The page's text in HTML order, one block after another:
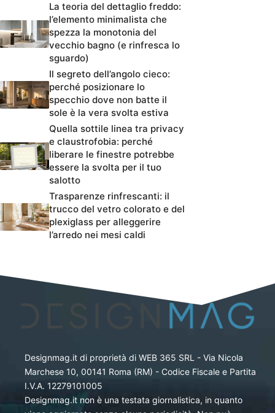
La teoria del dettaglio freddo:
l’elemento minimalista che
spezza la monotonia del
vecchio bagno (e rinfresca lo
sguardo)
Il segreto dell’angolo cieco:
perché posizionare lo
specchio dove non batte il
sole è la vera svolta estiva
Quella sottile linea tra privacy
e claustrofobia: perché
liberare le finestre potrebbe
essere la svolta per il tuo
salotto
Trasparenze rinfrescanti: il
trucco del vetro colorato e del
plexiglass per alleggerire
l’arredo nei mesi caldi
Designmag.it di proprietà di WEB 365 SRL - Via Nicola
Marchese 10, 00141 Roma (RM) - Codice Fiscale e Partita
I.V.A. 12279101005
Designmag.it non è una testata giornalistica, in quanto